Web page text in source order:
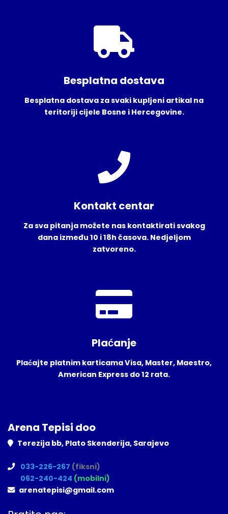
Besplatna dostava
Besplatna dostava za svaki kupljeni artikal na
teritoriji cijele Bosne i Hercegovine.
Kontakt centar
Za sva pitanja možete nas kontaktirati svakog
dana između 10 i 18h časova. Nedjeljom
zatvoreno.
Plaćanje
Plaćajte platnim karticama Visa, Master, Maestro,
American Express do 12 rata.
Arena Tepisi doo
Terezija bb, Plato Skenderija, Sarajevo
033-226-267 (fiksni)
062-240-424 (mobilni)
arenatepisi@gmail.com